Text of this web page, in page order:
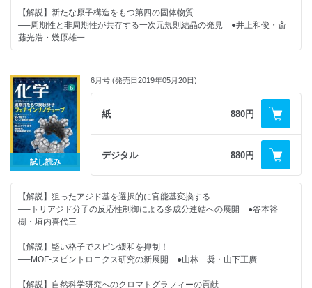
＜最新のトピックス＞
◆化学者のための哲学──哲学は化学を挑発する（20）科学的実在論の問
題点 ●落合洋文
◆化学の本だな 新刊紹介
◆化学掲示板（6月）
◆編集室から
【2019年の化学】
＜注目の論文＞
一つの分子を引っ張る／開始剤のないラジカル重合が実現／アクアポリン
に匹敵！／医薬品の直接的かつ位置選択的官能基化
＜最新のトピックス＞
視覚的に解析できる速度論解析法／海水を淡水化しながら電力を獲得／硬
【解説】新たな原子構造をもつ第四の固体物質
──周期性と非周期性が共存する一次元規則結晶の発見 ●井上和俊・斎
藤光浩・幾原雄一
色を担う新規の色素を発見 ●吉田久美
★好評連載★
◆カガクへの視点 疑問を投げかける科学英語教育──教養英語から専門
英語への橋渡しに向けて ●安原和也
◆化学の特許はおまかせ！ 中務先生のカガク特許講座（7）特許出願をす
◆誰も教えてくれない！ 物理化学（3）スペクトルの基本，わかってる？
──Lambert-Beerの法則の巻 ●宮川雅矢（監修：田中秀樹）
◆分析機器の進化から見た 現代化学史（7）電気化学的測定と化学の発展
──溶液物理化学の誕生へ ●廣田 襄
試し読み
6月号 (発売日2019年05月20日)
紙 880円
デジタル 880円
【解説】狙ったアジド基を選択的に官能基変換する
──トリアジド分子の反応性制御による多成分連結への展開 ●谷本裕
樹・垣内喜代三
【解説】堅い格子でスピン緩和を抑制！
──MOF-スピントロニクス研究の新展開 ●山林 奨・山下正廣
【解説】自然科学研究へのクロマトグラフィーの貢献